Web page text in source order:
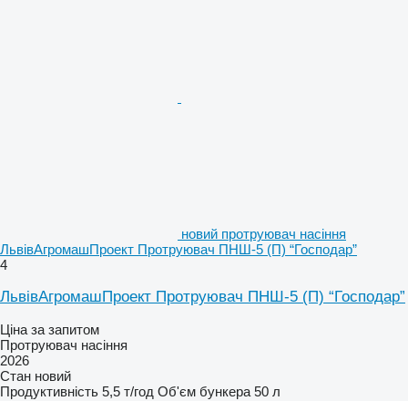
новий протруювач насіння
ЛьвівАгромашПроект Протруювач ПНШ-5 (П) “Господар”
4
ЛьвівАгромашПроект Протруювач ПНШ-5 (П) “Господар”
Ціна за запитом
Протруювач насіння
2026
Стан новий
Продуктивність 5,5 т/год Об'єм бункера 50 л